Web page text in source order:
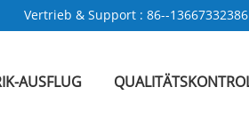
Vertrieb & Support : 86--13667332386
AUSFLUG